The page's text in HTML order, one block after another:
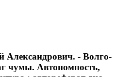
Александрович. - Волго-
чумы. Автономность,